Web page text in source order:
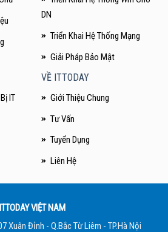
DN
Triển Khai Hệ Thống Mạng
Giải Pháp Bảo Mật
IT
VỀ ITTODAY
Giới Thiệu Chung
Tư Vấn
Tuyển Dụng
Liên Hệ
ITTODAY VIỆT NAM
Xuân Đỉnh - Q.Bắc Từ Liêm - TP.Hà Nội